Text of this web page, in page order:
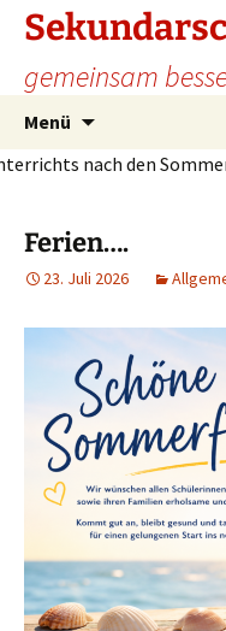
gemeinsam
Menü
springen
nach den
Ferien….
23. Juli 2026